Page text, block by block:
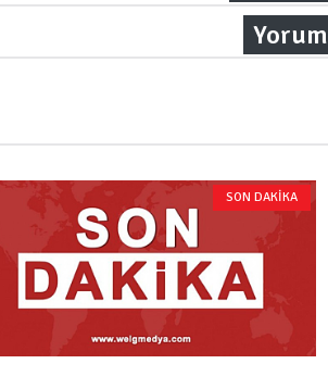
Yorum
SON DAKİKA